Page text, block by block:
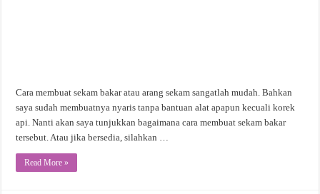
Cara membuat sekam bakar atau arang sekam sangatlah mudah. Bahkan
saya sudah membuatnya nyaris tanpa bantuan alat apapun kecuali korek
api. Nanti akan saya tunjukkan bagaimana cara membuat sekam bakar
tersebut. Atau jika bersedia, silahkan …
Read More »